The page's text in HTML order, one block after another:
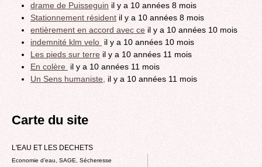
drame de Puisseguin il y a 10 années 8 mois
Stationnement résident il y a 10 années 8 mois
entièrement en accord avec ce il y a 10 années 10 mois
indemnité klm velo il y a 10 années 10 mois
Les pieds sur terre il y a 10 années 11 mois
En colère il y a 10 années 11 mois
Un Sens humaniste, il y a 10 années 11 mois
Carte du site
L'EAU ET LES DECHETS
Economie d’eau, SAGE, Sécheresse